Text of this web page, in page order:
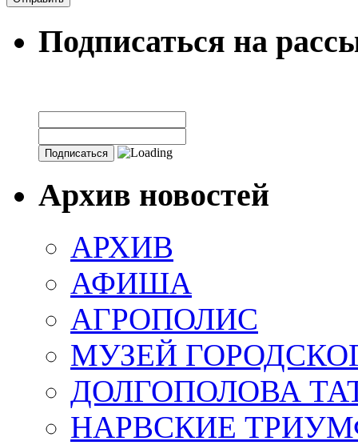
Подписаться на
Архив новостей
АРХИВ
АФИША
АГРОПОЛИС
МУЗЕЙ
ДОЛГОПОЛОВА
НАРВСКИЕ